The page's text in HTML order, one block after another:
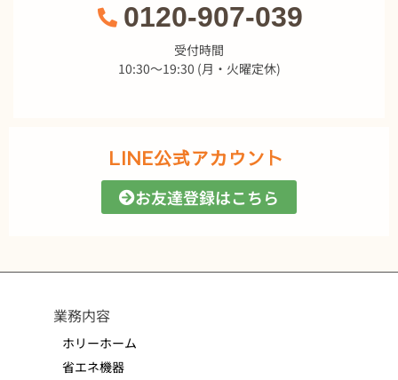
0120-907-039
受付時間
10:30～19:30 (月・火曜定休)
LINE公式アカウント
お友達登録はこちら
業務内容
ホリーホーム
省エネ機器